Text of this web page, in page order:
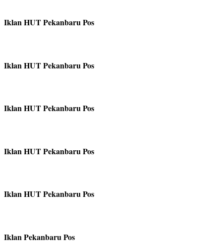
Iklan HUT Pekanbaru Pos
Iklan HUT Pekanbaru Pos
Iklan HUT Pekanbaru Pos
Iklan HUT Pekanbaru Pos
Iklan HUT Pekanbaru Pos
Iklan Pekanbaru Pos